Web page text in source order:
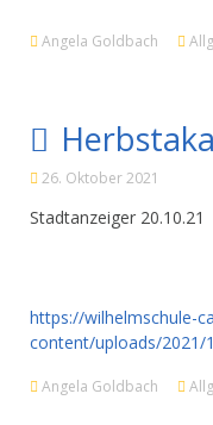
Angela Goldbach
26. Oktober 2021
Stadtanzeiger 20.10.21
https://wilhelmschule-
content/uploads/2021/
Angela Goldbach